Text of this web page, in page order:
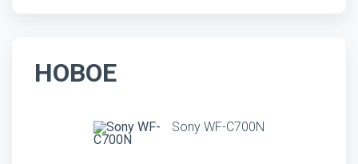
НОВОЕ
Sony WF-C700N